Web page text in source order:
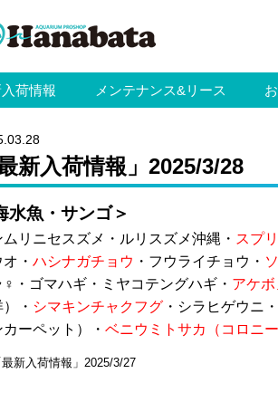
荷情報 メンテナンス&リース
最新入荷情報」2025/3/28
水魚・サンゴ＞
ムリニセスズメ・ルリスズメ沖縄・ スプ
・ ハシナガチョウ ・フウライチョウ・
♀・ゴマハギ・ミヤコテングハギ・ アケ
）・ シマキンチャクフグ ・シラヒゲウニ・
カーペット）・ ベニウミトサカ（コロニー
最新入荷情報」2025/3/27